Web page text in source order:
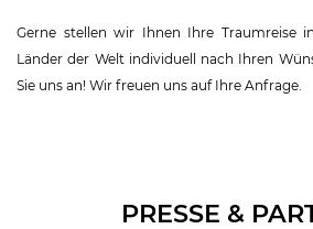
Gerne stellen wir Ihnen Ihre Traumreise
Länder der Welt individuell nach Ihren
Sie uns an! Wir freuen uns auf Ihre Anfrage.
PRESSE &